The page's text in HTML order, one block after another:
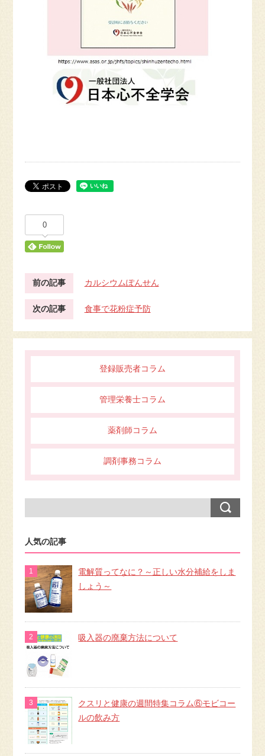
0
前の記事 カルシウムぽんせん
次の記事 食事で花粉症予防
登録販売者コラム
管理栄養士コラム
薬剤師コラム
調剤事務コラム
人気の記事
電解質ってなに？～正しい水分補給をしま
しょう～
吸入器の廃棄方法について
クスリと健康の週間特集コラム⑥モビコー
ルの飲み方